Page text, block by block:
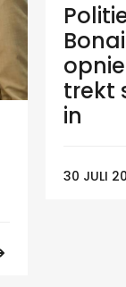
trekt
in
30 JULI